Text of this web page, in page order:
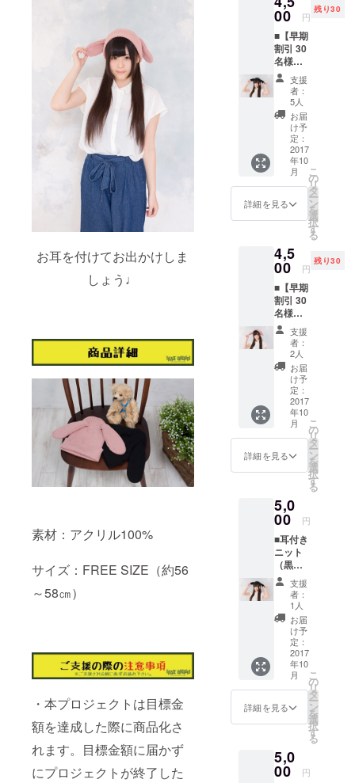
お耳を付けてお出かけしま
しょう♩
素材：アクリル100%
サイズ：FREE SIZE（約56
～58㎝）
・本プロジェクトは目標金
額を達成した際に商品化さ
れます。目標金額に届かず
にプロジェクトが終了した
アイディア
を「ヴィ
レッジヴァ
ンガード」
オンライン
ストアのバ
イヤーが審
査し、イラ
ストを服や
バッグに具
現化する
「STARted
」が応募さ
ムを製造し
ます。そし
てクラウド
ファンディ
ングで⽀援
者が集まっ
たら商品化
支援した上
で、ご不明
な点がござ
いました
載の上、下
記連絡先に
お問い合わ
せください
village-
vanguard@c
amp-fire.jp
どうぞよろ
しくお願い
いたしま
す。
00 円
残り30
■【早期
割引 30
名様限
定】耳
付き
ニット
（黒）
1着
一般販
売価格
は5,500
円（税
込）を
予定し
ている
す！
支援
者：
5人
お届
け予
定：
2017
年10
月
詳細を見る
こ
の
リ
タ
ー
ン
を
選
択
す
る
4,5
00 円
残り30
■【早期
割引 30
名様限
定】耳
付き
ニット
（ピン
ク） 1
販売価
格は
5,500円
（税
込）を
予定し
得で
す！
支援
者：
2人
お届
け予
定：
2017
年10
月
詳細を見る
こ
の
リ
タ
ー
ン
を
選
択
す
る
5,0
00 円
■耳付き
ニット
（黒）
1着
一般販
売価格
は5,500
円（税
込）を
予定し
ている
ためお
得で
す！
支援
者：
1人
お届
け予
定：
2017
年10
月
詳細を見る
こ
の
リ
タ
ー
ン
を
選
択
す
る
5,0
00 円